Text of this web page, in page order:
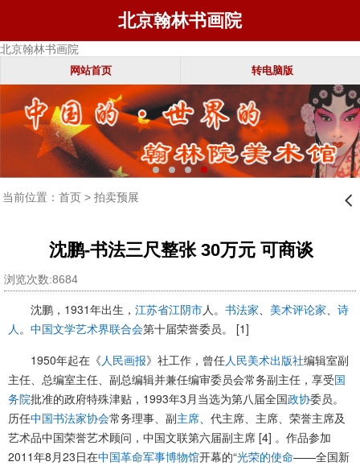
北京翰林书画院
北京翰林书画院
网站首页 转电脑版
当前位置： 首页> 拍卖预展 󰊒
沈鹏-书法三尺整张 30万元 可商谈
浏览次数:8684
沈鹏，1931年出生， 江苏省江阴市人。 书法家 美术评论家
诗
人 。 中国文学艺术界联合会第十届荣誉委员。 [1]
1950年起在《 人民画报》社工作，曾任人民美术出版社编辑室副
主任、总编室主任、副总编辑并兼任编审委员会常务副主任，享受国
务院批准的政府特殊津贴，1993年3月当选为第八届全国政协委员。
历任中国书法家协会常务理事、副主席 、代主席、主席、荣誉主席及
艺术品中国荣誉艺术顾问，中国文联第六届副主席 [4] 。作品参加
2011年8月23日在中国革命军事博物馆开幕的“光荣的使命——全国新